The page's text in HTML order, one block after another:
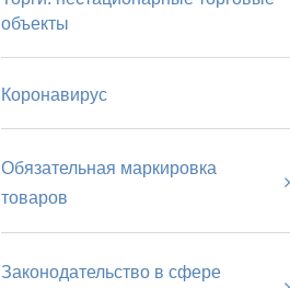
объекты
Коронавирус
Обязательная маркировка
товаров
Законодательство в сфере